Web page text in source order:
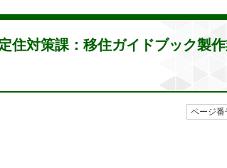
住対策課：移住ガイドブック製
ページ